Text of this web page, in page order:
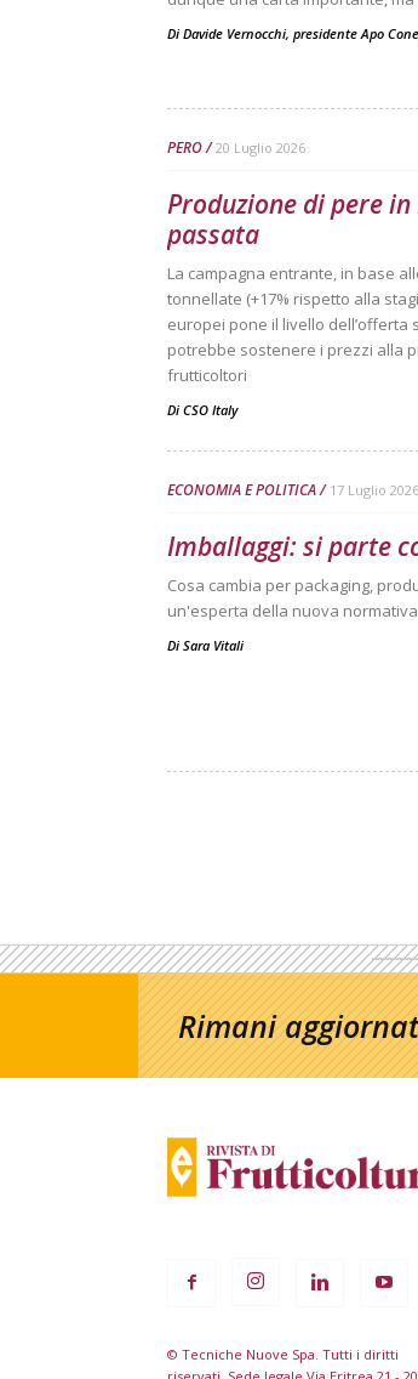
Di Davide Vernocchi, presidente Apo
PERO 20 Luglio 2026
Produzione di pere
passata
La campagna entrante, in base
tonnellate (+17% rispetto alla
europei pone il livello dell’offerta
potrebbe sostenere i prezzi alla
frutticoltori
Di CSO Italy
ECONOMIA E POLITICA 17 Luglio 2026
Imballaggi: si parte
Cosa cambia per packaging,
un'esperta della nuova normativa
Di Sara Vitali
Rimani
© Tecniche Nuove Spa. Tutti i diritti